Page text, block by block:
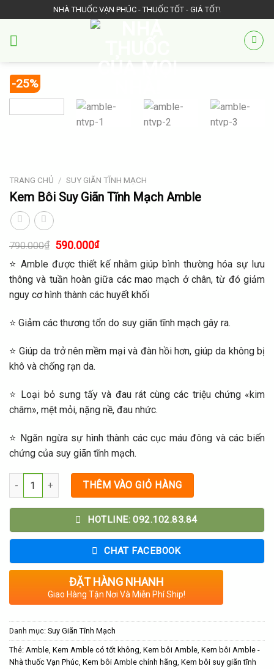
to
content
NHÀ THUỐC VẠN PHÚC - THUỐC TỐT - GIÁ TỐT!
-25%
TRANG CHỦ / SUY GIÃN TĨNH MẠCH
Kem Bôi Suy Giãn Tĩnh Mạch Amble
790.000₫ Giá
là:
790.000₫.
590.000₫Giá
hiện
tại
là:
590.000₫.
⭐ Amble được thiết kế nhằm giúp bình thường hóa sự lưu
thông và tuần hoàn giữa các mao mạch ở chân, từ đó giảm
nguy cơ hình thành các huyết khối
⭐ Giảm các thương tổn do suy giãn tĩnh mạch gây ra.
⭐ Giúp da trở nên mềm mại và đàn hồi hơn, giúp da không bị
khô và chống rạn da.
⭐ Loại bỏ sưng tấy và đau rát cùng các triệu chứng «kim
châm», mệt mỏi, nặng nề, đau nhức.
⭐ Ngăn ngừa sự hình thành các cục máu đông và các biến
chứng của suy giãn tĩnh mạch.
THÊM VÀO GIỎ HÀNG
HOTLINE: 092.102.83.84
CHAT FACEBOOK
ĐẶT HÀNG NHANH
Giao Hàng Tận Nơi Và Miễn Phí Ship!
Danh mục: Suy Giãn Tĩnh Mạch
Thẻ: Amble, Kem Amble có tốt không, Kem bôi Amble, Kem bôi Amble -
Nhà thuốc Vạn Phúc, Kem bôi Amble chính hãng, Kem bôi suy giãn tĩnh